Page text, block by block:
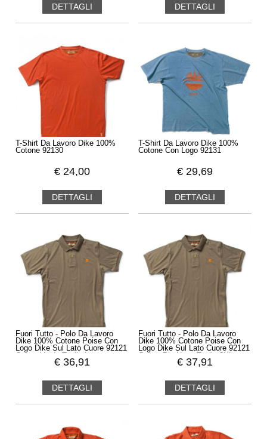
DETTAGLI DETTAGLI
T-Shirt Da Lavoro Dike 100%
Cotone 92130
€ 24,00
DETTAGLI
T-Shirt Da Lavoro Dike 100%
Cotone Con Logo 92131
€ 29,69
DETTAGLI
Fuori Tutto - Polo Da Lavoro
Dike 100% Cotone Poise Con
Logo Dike Sul Lato Cuore 92121
€ 36,91
DETTAGLI
Fuori Tutto - Polo Da Lavoro
Dike 100% Cotone Poise Con
Logo Dike Sul Lato Cuore 92121
€ 37,91
DETTAGLI